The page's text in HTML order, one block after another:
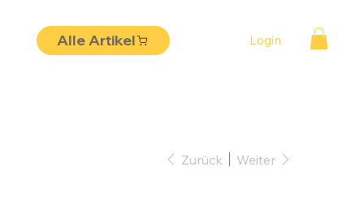
Alle Artikel Login
Zurück Weiter